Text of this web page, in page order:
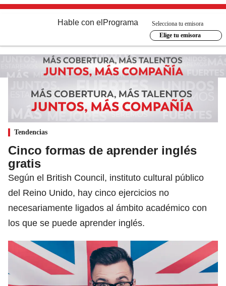
Hable con el Programa
Selecciona tu emisora
Elige tu emisora
Tendencias
Cinco formas de aprender inglés
gratis
Según el British Council, instituto cultural público
del Reino Unido, hay cinco ejercicios no
necesariamente ligados al ámbito académico con
los que se puede aprender inglés.